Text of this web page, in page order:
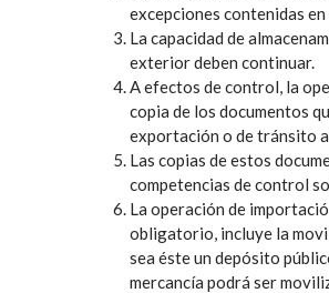
excepciones contenidas
La capacidad de
exterior deben continuar.
A efectos de control, la
copia de los documentos
exportación o de tránsito
Las copias de estos
competencias de control
La operación de
obligatorio, incluye la
sea éste un depósito
mercancía podrá ser